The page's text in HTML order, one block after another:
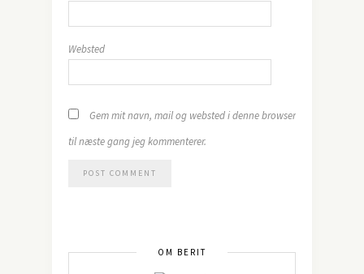
Websted
Gem mit navn, mail og websted i denne browser
til næste gang jeg kommenterer.
OM BERIT